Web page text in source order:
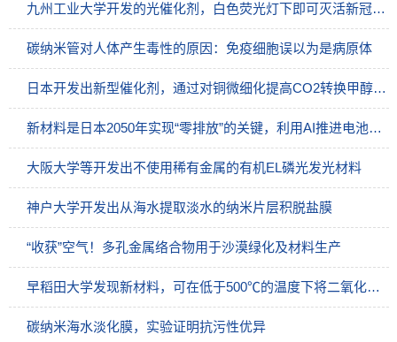
九州工业大学开发的光催化剂，白色荧光灯下即可灭活新冠病毒
碳纳米管对人体产生毒性的原因：免疫细胞误以为是病原体
日本开发出新型催化剂，通过对铜微细化提高CO2转换甲醇的效率
新材料是日本2050年实现“零排放”的关键，利用AI推进电池开发
大阪大学等开发出不使用稀有金属的有机EL磷光发光材料
神户大学开发出从海水提取淡水的纳米片层积脱盐膜
“收获”空气！多孔金属络合物用于沙漠绿化及材料生产
早稻田大学发现新材料，可在低于500℃的温度下将二氧化碳转化为资源
碳纳米海水淡化膜，实验证明抗污性优异